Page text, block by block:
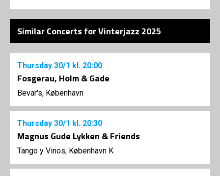
Similar Concerts for Vinterjazz 2025
Thursday 30/1 kl. 20:00
Fosgerau, Holm & Gade
Bevar's, København
Thursday 30/1 kl. 20:30
Magnus Gude Lykken & Friends
Tango y Vinos, København K